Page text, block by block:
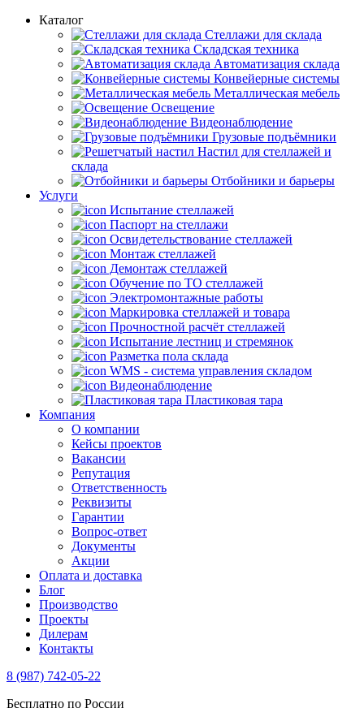
Каталог
Cтеллажи для склада
Складская техника
Автоматизация склада
Конвейерные системы
Металлическая мебель
Освещение
Видеонаблюдение
Грузовые подъёмники
Настил для стеллажей и
склада
Отбойники и барьеры
Услуги
Испытание стеллажей
Паспорт на стеллажи
Освидетельствование стеллажей
Монтаж стеллажей
Демонтаж стеллажей
Обучение по ТО стеллажей
Электромонтажные работы
Маркировка стеллажей и товара
Прочностной расчёт стеллажей
Испытание лестниц и стремянок
Разметка пола склада
WMS - система управления складом
Видеонаблюдение
Пластиковая тара
Компания
О компании
Кейсы проектов
Вакансии
Репутация
Ответственность
Реквизиты
Гарантии
Вопрос-ответ
Документы
Акции
Оплата и доставка
Блог
Производство
Проекты
Дилерам
Контакты
8 (987) 742-05-22
Бесплатно по России